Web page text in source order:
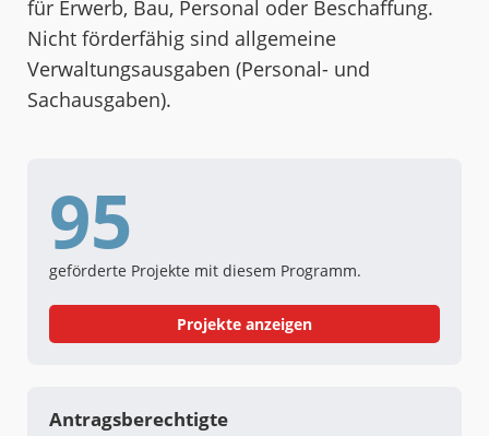
für Erwerb, Bau, Personal oder Beschaffung.
Nicht förderfähig sind allgemeine
Verwaltungsausgaben (Personal- und
Sachausgaben).
95
geförderte Projekte mit diesem Programm.
Projekte anzeigen
Antragsberechtigte